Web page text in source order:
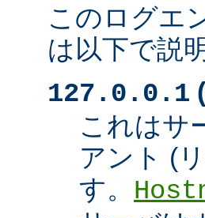
このログエ
は以下で説
127.0.0.1 (
これはサ
アント (
す。